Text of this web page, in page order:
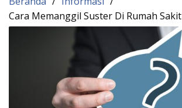
Cara Memanggil Suster Di Rumah Sakit